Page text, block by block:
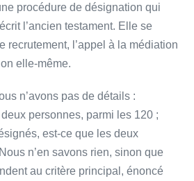
procédure de désignation qui
l’ancien testament. Elle se
recrutement, l’appel à la médiation
elle-même.
n’avons pas de détails :
personnes, parmi les 120 ;
est-ce que les deux
n’en savons rien, sinon que
au critère principal, énoncé